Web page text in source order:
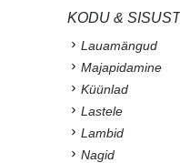
KODU &
Lauamängud
Majapidamine
Küünlad
Lastele
Lambid
Nagid